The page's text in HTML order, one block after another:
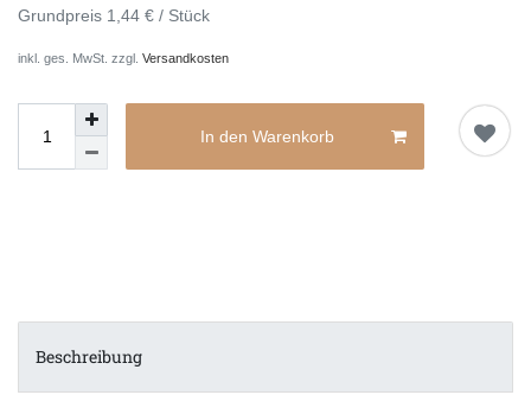
Grundpreis 1,44 € / Stück
inkl. ges. MwSt. zzgl. Versandkosten
In den Warenkorb
Beschreibung